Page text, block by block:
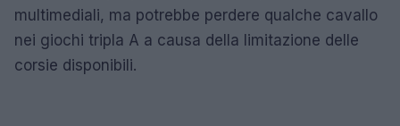
multimediali, ma potrebbe perdere qualche cavallo
nei giochi tripla A a causa della limitazione delle
corsie disponibili.